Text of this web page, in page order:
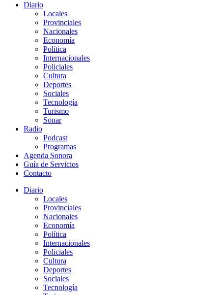
Diario
Locales
Provinciales
Nacionales
Economía
Política
Internacionales
Policiales
Cultura
Deportes
Sociales
Tecnología
Turismo
Sonar
Radio
Podcast
Programas
Agenda Sonora
Guía de Servicios
Contacto
Diario
Locales
Provinciales
Nacionales
Economía
Política
Internacionales
Policiales
Cultura
Deportes
Sociales
Tecnología